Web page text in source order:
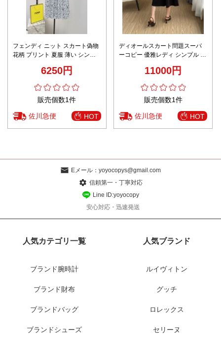
フェンディ ニット スカート偽物
花柄 プリント 夏服 薄い シンプ
6250円
販売個数1件
佐川急便 HOT
ディオールスカート問題スーパ
ーコピー 優雅レディ シンプル 軽
11000円
販売個数1件
佐川急便 HOT
Eメール： yoyocopys@gmail.com
信頼第一・丁寧対応
Line ID:yoyocopy
安心対応・迅速発送
人気カテゴリ一覧
ブランド腕時計
ブランド財布
ブランドバッグ
ブランドシューズ
人気ブランド
ルイヴィトン
グッチ
ロレックス
セリーヌ